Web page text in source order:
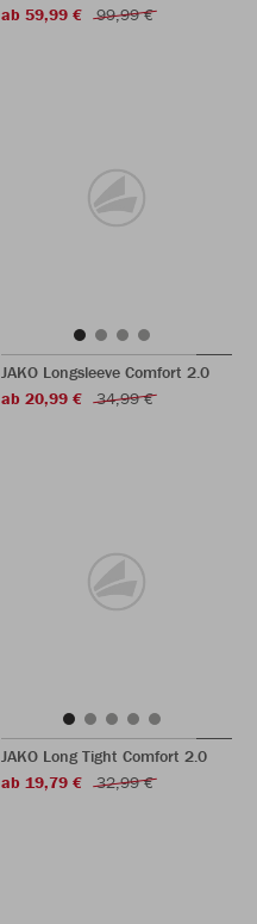
ab 59,99 €
99,99 €
JAKO Longsleeve Comfort 2.0
ab 20,99 €
34,99 €
JAKO Long Tight Comfort 2.0
ab 19,79 €
32,99 €